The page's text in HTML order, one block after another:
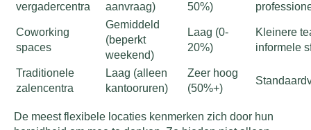
vergadercentra
aanvraag)
50%)
Coworking
spaces
Gemiddeld
(beperkt
weekend)
Laag (0-
20%)
Kleinere
informele
Traditionele
zalencentra
Laag (alleen
kantooruren)
Zeer hoog
(50%+)
De meest flexibele locaties kenmerken zich door hun